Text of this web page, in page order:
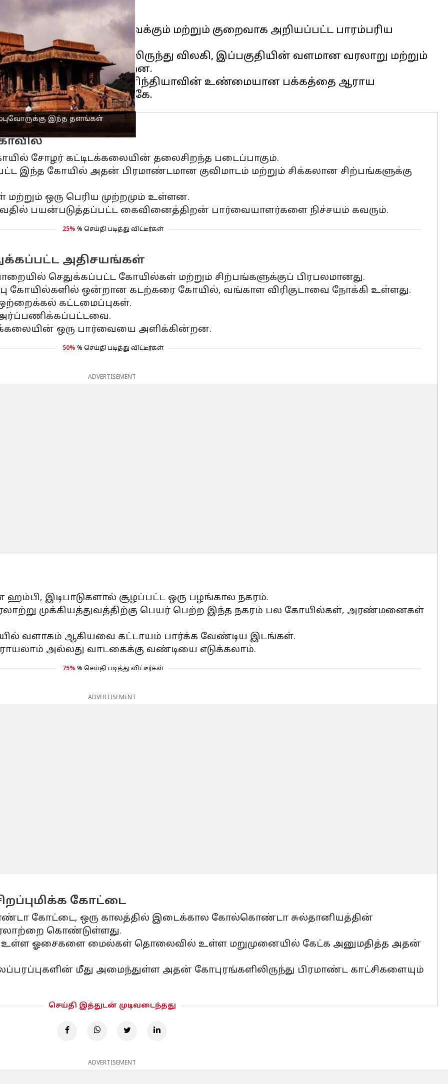
இந்த தளங்கள்
மிகவும் பிரமிக்க வைக்கும் மற்றும் குறைவாக அறியப்பட்ட பாரம்பரிய
சுற்றுலாஇடங்களிலிருந்து விலகி, இப்பகுதியின் வளமான வரலாறு மற்றும்
வழங்குகின்றன.
கோட்டைகள் வரை, தென்னிந்தியாவின் உண்மையான பக்கத்தை ஆராய
சோழர் கட்டிடக்கலையின் தலைசிறந்த படைப்பாகும்.
இந்த கோயில் அதன் பிரமாண்டமான குவிமாடம் மற்றும் சிக்கலான சிற்பங்களுக்கு
ஒரு பெரிய முற்றமும் உள்ளன.
பயன்படுத்தப்பட்ட கைவினைத்திறன் பார்வையாளர்களை நிச்சயம் கவரும்.
25% % செய்தி படித்து விட்டீர்கள்
அதிசயங்கள்
செதுக்கப்பட்ட கோயில்கள் மற்றும் சிற்பங்களுக்குப் பிரபலமானது.
கோயில்களில் ஒன்றான கடற்கரை கோயில், வங்காள விரிகுடாவை நோக்கி உள்ளது.
கட்டமைப்புகள்.
ஒரு பார்வையை அளிக்கின்றன.
50% % செய்தி படித்து விட்டீர்கள்
ADVERTISEMENT
இடிபாடுகளால் சூழப்பட்ட ஒரு பழங்கால நகரம்.
முக்கியத்துவத்திற்கு பெயர் பெற்ற இந்த நகரம் பல கோயில்கள், அரண்மனைகள்
வளாகம் ஆகியவை கட்டாயம் பார்க்க வேண்டிய இடங்கள்.
அல்லது வாடகைக்கு வண்டியை எடுக்கலாம்.
75% % செய்தி படித்து விட்டீர்கள்
ADVERTISEMENT
கோட்டை
கோட்டை, ஒரு காலத்தில் இடைக்கால கோல்கொண்டா சுல்தானியத்தின்
கொண்டுள்ளது.
உள்ள ஓசைகளை மைல்கள் தொலைவில் உள்ள மறுமுனையில் கேட்க அனுமதித்த அதன்
மீது அமைந்துள்ள அதன் கோபுரங்களிலிருந்து பிரமாண்ட காட்சிகளையும்
செய்தி இத்துடன் முடிவடைந்தது
ADVERTISEMENT